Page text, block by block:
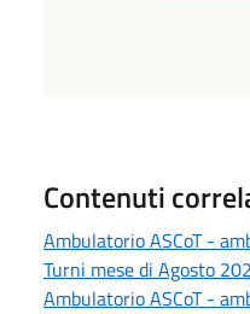
Contenuti
Ambulatorio ASCoT -
Turni mese di Agosto
Ambulatorio ASCoT -